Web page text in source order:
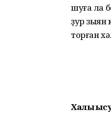
шуға ла
ҙур зыян
торған
Халыҡ